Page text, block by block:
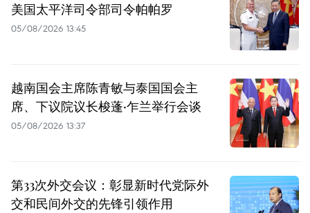
美国太平洋司令部司令帕帕罗
05/08/2026 13:45
越南国会主席陈青敏与泰国国会主
席、下议院议长梭蓬·乍兰举行会谈
05/08/2026 13:37
第33次外交会议：彰显新时代党际外
交和民间外交的先锋引领作用